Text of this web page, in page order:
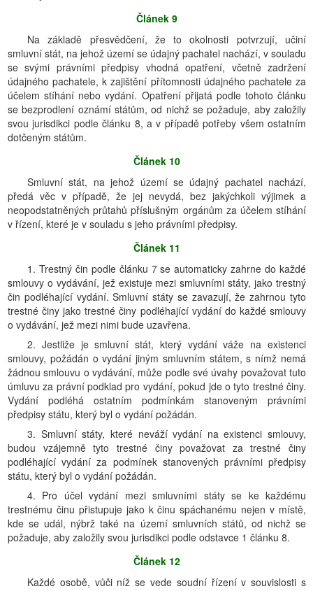
Článek 9
Na základě přesvědčení, že to okolnosti potvrzují, učiní
smluvní stát, na jehož území se údajný pachatel nachází, v souladu
se svými právními předpisy vhodná opatření, včetně zadržení
údajného pachatele, k zajištění přítomnosti údajného pachatele za
účelem stíhání nebo vydání. Opatření přijatá podle tohoto článku
se bezprodlení oznámí státům, od nichž se požaduje, aby založily
svou jurisdikci podle článku 8, a v případě potřeby všem ostatním
dotčeným státům.
Článek 10
Smluvní stát, na jehož území se údajný pachatel nachází,
předá věc v případě, že jej nevydá, bez jakýchkoli výjimek a
neopodstatněných průtahů příslušným orgánům za účelem stíhání
v řízení, které je v souladu s jeho právními předpisy.
Článek 11
1. Trestný čin podle článku 7 se automaticky zahrne do každé
smlouvy o vydávání, jež existuje mezi smluvními státy, jako trestný
čin podléhající vydání. Smluvní státy se zavazují, že zahrnou tyto
trestné činy jako trestné činy podléhající vydání do každé smlouvy
o vydávání, jež mezi nimi bude uzavřena.
2. Jestliže je smluvní stát, který vydání váže na existenci
smlouvy, požádán o vydání jiným smluvním státem, s nímž nemá
žádnou smlouvu o vydávání, může podle své úvahy považovat tuto
úmluvu za právní podklad pro vydání, pokud jde o tyto trestné činy.
Vydání podléhá ostatním podmínkám stanoveným právními
předpisy státu, který byl o vydání požádán.
3. Smluvní státy, které neváží vydání na existenci smlouvy,
budou vzájemně tyto trestné činy považovat za trestné činy
podléhající vydání za podmínek stanovených právními předpisy
státu, který byl o vydání požádán.
4. Pro účel vydání mezi smluvními státy se ke každému
trestnému činu přistupuje jako k činu spáchanému nejen v místě,
kde se udál, nýbrž také na území smluvních států, od nichž se
požaduje, aby založily svou jurisdikci podle odstavce 1 článku 8.
Článek 12
Každé osobě, vůči níž se vede soudní řízení v souvislosti s